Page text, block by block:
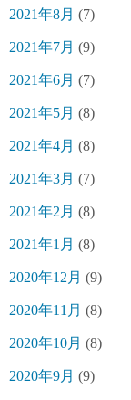
2021年8月 (7)
2021年7月 (9)
2021年6月 (7)
2021年5月 (8)
2021年4月 (8)
2021年3月 (7)
2021年2月 (8)
2021年1月 (8)
2020年12月 (9)
2020年11月 (8)
2020年10月 (8)
2020年9月 (9)